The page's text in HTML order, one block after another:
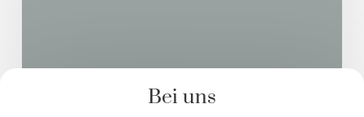
Bei uns